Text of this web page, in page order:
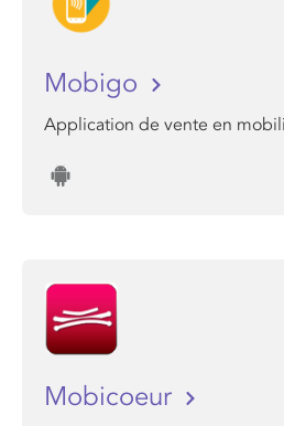
Mobigo
Application de vente en
Mobicoeur